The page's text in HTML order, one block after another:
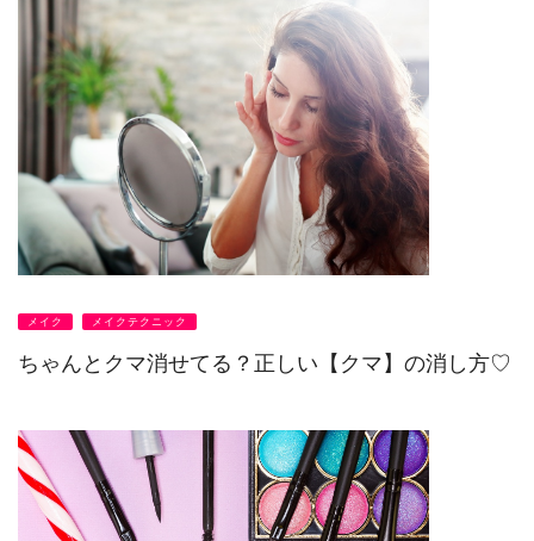
メイク メイクテクニック
ちゃんとクマ消せてる？正しい【クマ】の消し方♡